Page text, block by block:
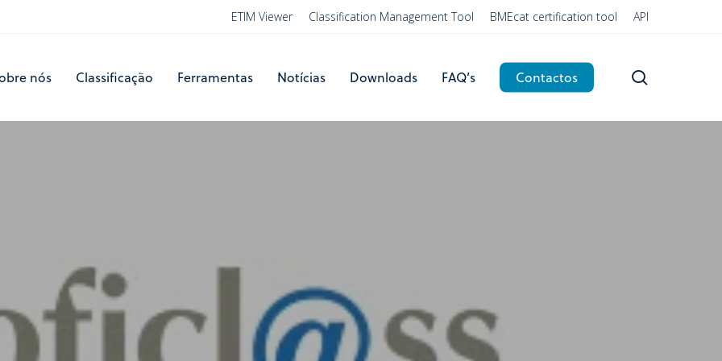
ETIM Viewer Classification Management Tool BMEcat certification tool API
nós Classificação Ferramentas Notícias Downloads FAQ’s Contactos